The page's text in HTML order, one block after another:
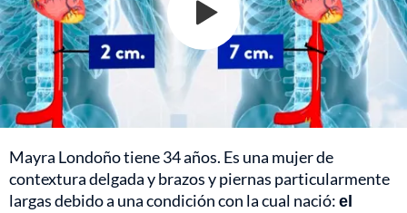
Mayra Londoño tiene 34 años. Es una mujer de
contextura delgada y brazos y piernas particularmente
largas debido a una condición con la cual nació:el